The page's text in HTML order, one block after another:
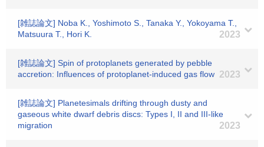
[雑誌論文] Noba K., Yoshimoto S., Tanaka Y., Yokoyama T.,
Matsuura T., Hori K.
2023
[雑誌論文] Spin of protoplanets generated by pebble
accretion: Influences of protoplanet-induced gas flow 2023
[雑誌論文] Planetesimals drifting through dusty and
gaseous white dwarf debris discs: Types I, II and III-like
migration
2023